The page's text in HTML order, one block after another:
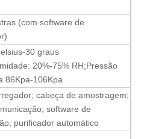
(com software de
30 graus
20%-75% RH;Pressão
86Kpa-106Kpa
cabeça de amostragem;
software de
purificador automático